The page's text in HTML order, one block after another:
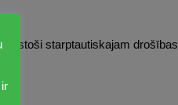
starptautiskajam drošības